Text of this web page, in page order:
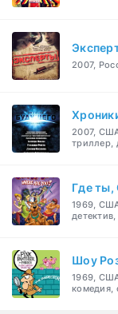
2007,
2007,
триллер,
Где ты,
1969,
Шоу
1969,
комедия,